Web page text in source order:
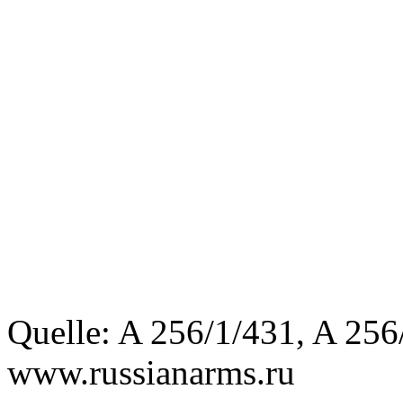
Quelle: A 256/1/431, A
www.russianarms.ru